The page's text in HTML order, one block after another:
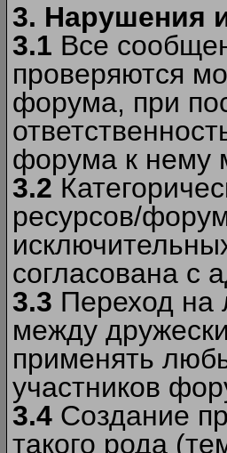
3. Нарушения
3.1 Все
проверяются
форума, при
форума к нему
3.2
ресурсов/
согласована с
3.3 Переход на
между
применять
участников
3.4 Создание
такого рода